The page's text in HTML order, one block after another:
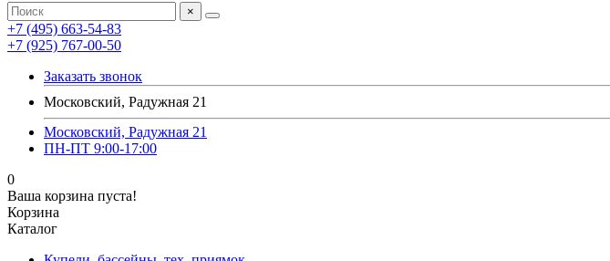
×
+7 (495) 663-54-83
+7 (925) 767-00-50
Заказать звонок
Московский, Радужная 21
Московский, Радужная 21
ПН-ПТ 9:00-17:00
0
Ваша корзина пуста!
Корзина
Каталог